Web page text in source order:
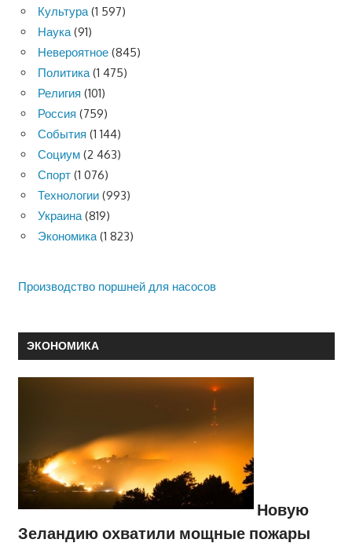
Культура(1 597)
Наука(91)
Невероятное (845)
Политика(1 475)
Религия (101)
Россия (759)
События (1 144)
Социум (2 463)
Спорт (1 076)
Технологии (993)
Украина(819)
Экономика(1 823)
Производство поршней для насосов
ЭКОНОМИКА
Новую
Зеландию охватили мощные пожары